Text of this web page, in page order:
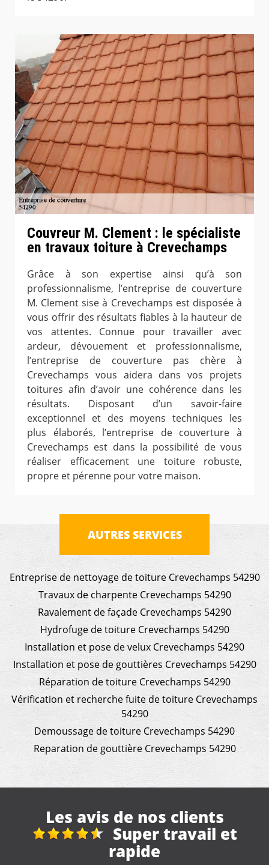
Couvreur M. Clement : le spécialiste
en travaux toiture à Crevechamps
Grâce à son expertise ainsi qu’à son
professionnalisme, l’entreprise de couverture
M. Clement sise à Crevechamps est disposée à
vous offrir des résultats fiables à la hauteur de
vos attentes. Connue pour travailler avec
ardeur, dévouement et professionnalisme,
l’entreprise de couverture pas chère à
Crevechamps vous aidera dans vos projets
toitures afin d’avoir une cohérence dans les
résultats. Disposant d’un savoir-faire
exceptionnel et des moyens techniques les
plus élaborés, l’entreprise de couverture à
Crevechamps est dans la possibilité de vous
réaliser efficacement une toiture robuste,
propre et pérenne pour votre maison.
AUTRES SERVICES
Entreprise de nettoyage de toiture Crevechamps 54290
Travaux de charpente Crevechamps 54290
Ravalement de façade Crevechamps 54290
Hydrofuge de toiture Crevechamps 54290
Installation et pose de velux Crevechamps 54290
Installation et pose de gouttières Crevechamps 54290
Réparation de toiture Crevechamps 54290
Vérification et recherche fuite de toiture Crevechamps
54290
Demoussage de toiture Crevechamps 54290
Reparation de gouttière Crevechamps 54290
Les avis de nos clients
travaux de
démoussage